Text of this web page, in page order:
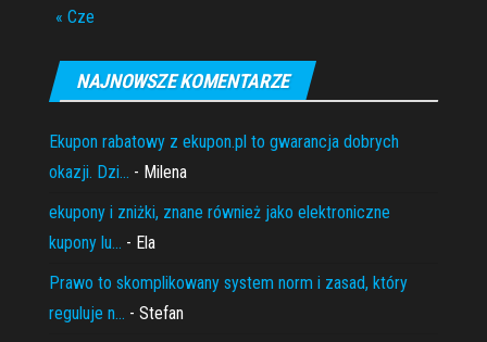
« Cze
NAJNOWSZE KOMENTARZE
Ekupon rabatowy z ekupon.pl to gwarancja dobrych
okazji. Dzi... - Milena
ekupony i zniżki, znane również jako elektroniczne
kupony lu... - Ela
Prawo to skomplikowany system norm i zasad, który
reguluje n... - Stefan